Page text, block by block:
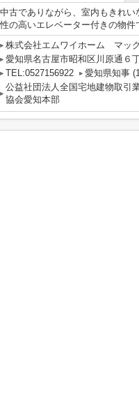
中古でありながら、室内もきれ
性の高いエレベーター付きの物件
株式会社エムワイホーム マッ
愛知県名古屋市昭和区川原通６
TEL:0527156922
愛知県知事
公益社団法人全国宅地建物取引
協会愛知本部